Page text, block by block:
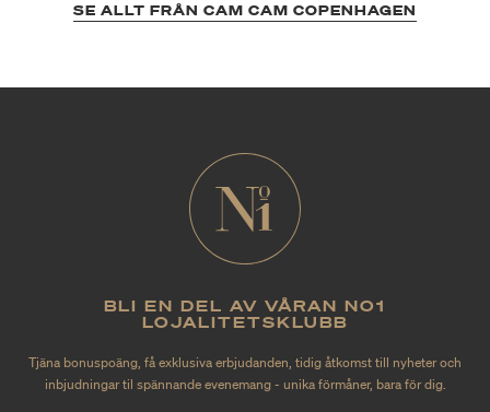
SE ALLT FRÅN CAM CAM COPENHAGEN
BLI EN DEL AV VÅRAN NO1
LOJALITETSKLUBB
Tjäna bonuspoäng, få exklusiva erbjudanden, tidig åtkomst till nyheter och
inbjudningar til spännande evenemang - unika förmåner, bara för dig.